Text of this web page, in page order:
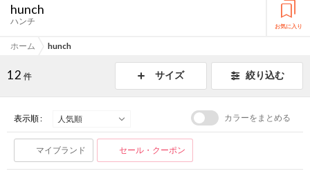
hunch
ハンチ お気に入り
ホーム hunch
12 件 サイズ 絞り込む
表示順 : カラーをまとめる
マイブランド セール・クーポン